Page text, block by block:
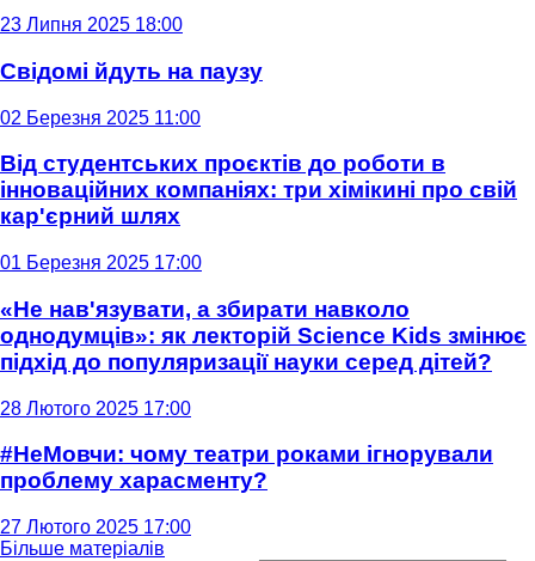
23 Липня 2025 18:00
Свідомі йдуть на паузу
02 Березня 2025 11:00
Від студентських проєктів до роботи в
інноваційних компаніях: три хімікині про свій
кар'єрний шлях
01 Березня 2025 17:00
«Не нав'язувати, а збирати навколо
однодумців»: як лекторій Science Kids змінює
підхід до популяризації науки серед дітей?
28 Лютого 2025 17:00
#НеМовчи: чому театри роками ігнорували
проблему харасменту?
27 Лютого 2025 17:00
Більше матеріалів